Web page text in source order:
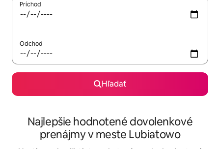
Príchod
Odchod
Hľadať
Najlepšie hodnotené dovolenkové
prenájmy v meste Lubiatowo